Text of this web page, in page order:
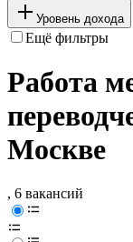
Уровень дохода
Ещё фильтры
Работа
Москве
, 6 вакансий